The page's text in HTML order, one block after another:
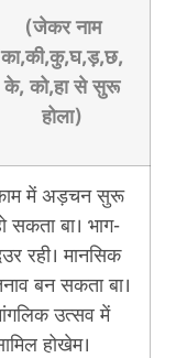
(जेकर नाम
का,की,कु,घ,ड़,छ,
के, को,हा से सुरू
होला)
में अड़चन सुरू
सकता बा। भाग-
रही। मानसिक
बन सकता बा।
उत्सव में
होखेम।